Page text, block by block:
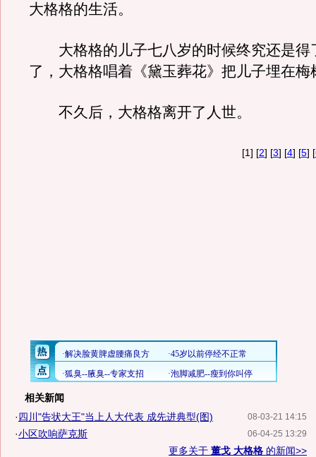
大格格的生活。
大格格的儿子七八岁的时候终究还是得
了，大格格唱着《黛玉葬花》把儿子埋在
不久后，大格格离开了人世。
[1] [2] [3] [4] [5] [
相关新闻
08-03-21 14:15
·四川"告状大王"当上人大代表 成先进典型(图)
06-04-25 13:29
·小区吹响萨克斯
更多关于 董戈 大格格 的新闻>>